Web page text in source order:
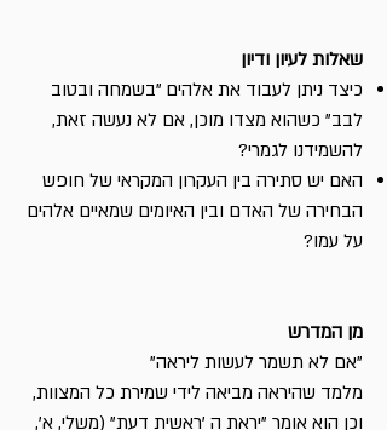
שאלות לעיון ודיון
כיצד ניתן לעבוד את אלהים "בשמחה ובטוב
לבב" כשהוא מצדו מוכן, אם לא נעשה זאת,
להשמידנו לגמרי?
האם יש סתירה בין העקרון המקראי של חופש
הבחירה של האדם ובין האיומים שמאיים אלהים
על עמו?
מן המדרש
"אם לא תשמר לעשות ליראה"
מלמד שהיראה מביאה לידי שמירת כל המצוות,
וכן הוא אומר "יראת ה 'ראשית דעת" (משלי, א',